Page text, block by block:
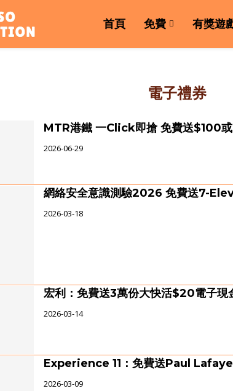
首頁 免費 有獎遊
電子禮券
MTR港鐵 一Click即搶 免費送$100
2026-06-29
網絡安全意識測驗2026 免費送7-
2026-03-18
宏利：免費送3萬份大快活$20電子現
2026-03-14
Experience 11：免費送Paul
2026-03-09